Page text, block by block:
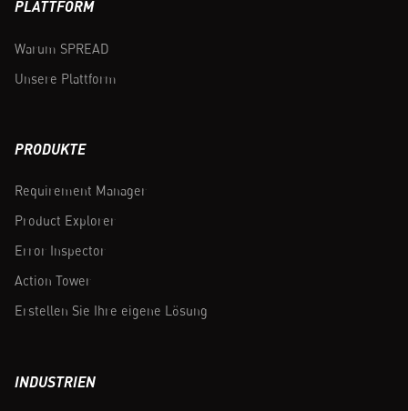
PLATTFORM
Warum SPREAD
Unsere Plattform
PRODUKTE
Requirement Manager
Product Explorer
Error Inspector
Action Tower
Erstellen Sie Ihre eigene Lösung
INDUSTRIEN